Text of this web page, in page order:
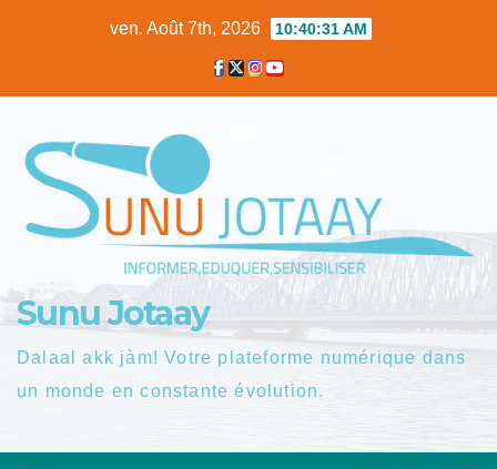
ven. Août 7th, 2026 10:40:32 AM
Sunu Jotaay
Dalaal akk jàm! Votre plateforme numérique dans
un monde en constante évolution.